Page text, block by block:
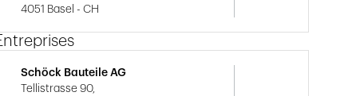
4051 Basel - CH
Schöck Bauteile AG
Tellistrasse 90,